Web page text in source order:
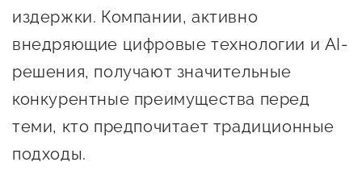
Консультационная поддержка
Образовательная поддержка
Поддержка креативного и
инновационно-
технологического
издержки. Компании, активно
внедряющие цифровые технологии и AI-
решения, получают значительные
конкурентные преимущества перед
теми, кто предпочитает традиционные
подходы.